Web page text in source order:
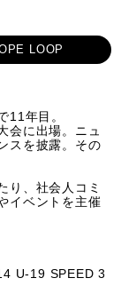
LOOP
11年目。
会に出場。ニュ
スを披露。その
り、社会人コミ
イベントを主催
U-19 SPEED 3